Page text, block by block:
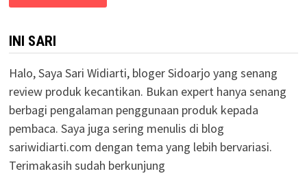
INI SARI
Halo, Saya Sari Widiarti, bloger Sidoarjo yang senang
review produk kecantikan. Bukan expert hanya senang
berbagi pengalaman penggunaan produk kepada
pembaca. Saya juga sering menulis di blog
sariwidiarti.com dengan tema yang lebih bervariasi.
Terimakasih sudah berkunjung